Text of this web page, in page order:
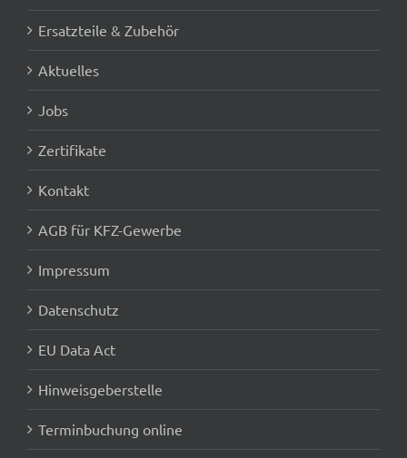
Ersatzteile & Zubehör
Aktuelles
Jobs
Zertifikate
Kontakt
AGB für KFZ-Gewerbe
Impressum
Datenschutz
EU Data Act
Hinweisgeberstelle
Terminbuchung online